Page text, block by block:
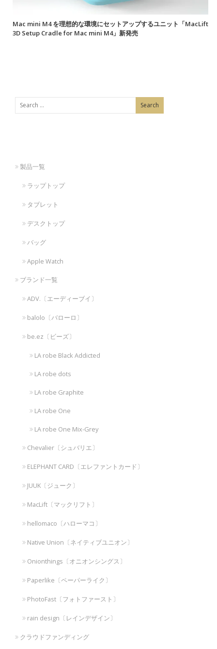
Mac mini M4 を理想的な環境にセットアップするユニット「MacLift
3D Setup Cradle for Mac mini M4」新発売
製品一覧
ラップトップ
タブレット
デスクトップ
バッグ
Apple Watch
ブランド一覧
ADV.〔エーディーブイ〕
balolo〔バローロ〕
be.ez〔ビーズ〕
LA robe Black Addicted
LA robe dots
LA robe Graphite
LA robe One
LA robe One Mix-Grey
Chevalier〔シュバリエ〕
ELEPHANT CARD〔エレファントカード〕
JUUK〔ジューク〕
MacLift〔マックリフト〕
hellomaco〔ハローマコ〕
Native Union〔ネイティブユニオン〕
Onionthings〔オニオンシングス〕
Paperlike〔ペーパーライク〕
PhotoFast〔フォトファースト〕
rain design〔レインデザイン〕
クラウドファンディング